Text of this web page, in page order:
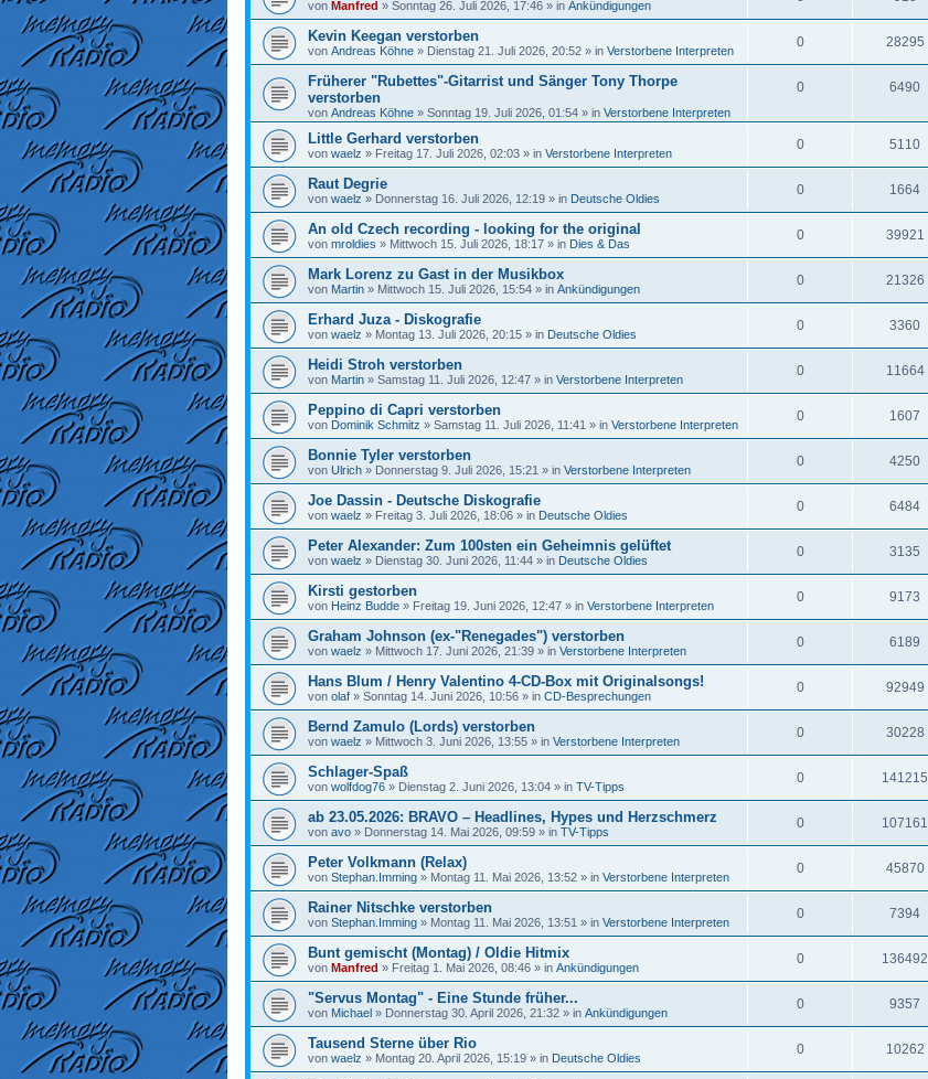
von Manfred » Sonntag 26. Juli 2026, 17:46 » in Ankündigungen
Kevin Keegan verstorben
von Andreas Köhne » Dienstag 21. Juli 2026, 20:52 » in Verstorbene Interpreten
0 28295
Früherer "Rubettes"-Gitarrist und Sänger Tony Thorpe
verstorben
von Andreas Köhne » Sonntag 19. Juli 2026, 01:54 » in Verstorbene Interpreten
0 6490
Little Gerhard verstorben
von waelz » Freitag 17. Juli 2026, 02:03 » in Verstorbene Interpreten
0 5110
Raut Degrie
von waelz » Donnerstag 16. Juli 2026, 12:19 » in Deutsche Oldies
0 1664
An old Czech recording - looking for the original
von mroldies » Mittwoch 15. Juli 2026, 18:17 » in Dies & Das
0 39921
Mark Lorenz zu Gast in der Musikbox
von Martin » Mittwoch 15. Juli 2026, 15:54 » in Ankündigungen
0 21326
Erhard Juza - Diskografie
von waelz » Montag 13. Juli 2026, 20:15 » in Deutsche Oldies
0 3360
Heidi Stroh verstorben
von Martin » Samstag 11. Juli 2026, 12:47 » in Verstorbene Interpreten
0 11664
Peppino di Capri verstorben
von Dominik Schmitz » Samstag 11. Juli 2026, 11:41 » in Verstorbene Interpreten
0 1607
Bonnie Tyler verstorben
von Ulrich » Donnerstag 9. Juli 2026, 15:21 » in Verstorbene Interpreten
0 4250
Joe Dassin - Deutsche Diskografie
von waelz » Freitag 3. Juli 2026, 18:06 » in Deutsche Oldies
0 6484
Peter Alexander: Zum 100sten ein Geheimnis gelüftet
von waelz » Dienstag 30. Juni 2026, 11:44 » in Deutsche Oldies
0 3135
Kirsti gestorben
von Heinz Budde » Freitag 19. Juni 2026, 12:47 » in Verstorbene Interpreten
0 9173
Graham Johnson (ex-"Renegades") verstorben
von waelz » Mittwoch 17. Juni 2026, 21:39 » in Verstorbene Interpreten
0 6189
Hans Blum / Henry Valentino 4-CD-Box mit Originalsongs!
von olaf » Sonntag 14. Juni 2026, 10:56 » in CD-Besprechungen
0 92949
Bernd Zamulo (Lords) verstorben
von waelz » Mittwoch 3. Juni 2026, 13:55 » in Verstorbene Interpreten
0 30228
Schlager-Spaß
von wolfdog76 » Dienstag 2. Juni 2026, 13:04 » in TV-Tipps
0 141215
ab 23.05.2026: BRAVO – Headlines, Hypes und Herzschmerz
von avo » Donnerstag 14. Mai 2026, 09:59 » in TV-Tipps
0 107161
Peter Volkmann (Relax)
von Stephan.Imming » Montag 11. Mai 2026, 13:52 » in Verstorbene Interpreten
0 45870
Rainer Nitschke verstorben
von Stephan.Imming » Montag 11. Mai 2026, 13:51 » in Verstorbene Interpreten
0 7394
Bunt gemischt (Montag) / Oldie Hitmix
von Manfred » Freitag 1. Mai 2026, 08:46 » in Ankündigungen
0 136492
"Servus Montag" - Eine Stunde früher...
von Michael » Donnerstag 30. April 2026, 21:32 » in Ankündigungen
0 9357
Tausend Sterne über Rio
von waelz » Montag 20. April 2026, 15:19 » in Deutsche Oldies
0 10262